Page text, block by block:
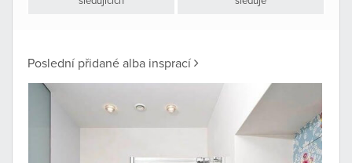
Poslední přidané alba insprací